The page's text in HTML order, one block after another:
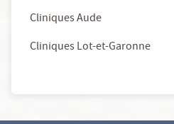
Cliniques Aude
Cliniques Lot-et-Garonne